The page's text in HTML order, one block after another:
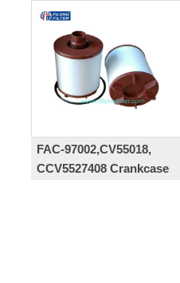
FAC-97002,CV55018,
CCV5527408 Crankcase